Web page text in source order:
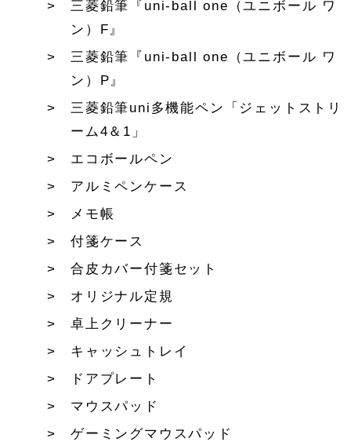
三菱鉛筆『uni-ball one（ユニボール ワ
ン）F』
三菱鉛筆『uni-ball one（ユニボール ワ
ン）P』
三菱鉛筆uni多機能ペン「ジェットストリ
ーム4＆1」
エコボールペン
アルミペンケース
メモ帳
付箋ケース
合皮カバー付箋セット
オリジナル定規
卓上クリーナー
キャッシュトレイ
ドアプレート
マウスパッド
ゲーミングマウスパッド